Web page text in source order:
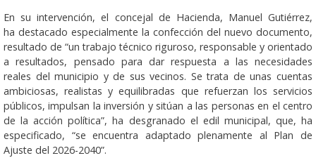
En su intervención, el concejal de Hacienda, Manuel Gutiérrez,
ha destacado especialmente la confección del nuevo documento,
resultado de “un trabajo técnico riguroso, responsable y orientado
a resultados, pensado para dar respuesta a las necesidades
reales del municipio y de sus vecinos. Se trata de unas cuentas
ambiciosas, realistas y equilibradas que refuerzan los servicios
públicos, impulsan la inversión y sitúan a las personas en el centro
de la acción política”, ha desgranado el edil municipal, que, ha
especificado, “se encuentra adaptado plenamente al Plan de
Ajuste del 2026-2040”.